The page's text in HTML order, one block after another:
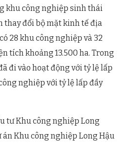
khu công nghiệp sinh thái
thay đổi bộ mặt kinh tế địa
28 khu công nghiệp và 32
tích khoảng 13.500 ha. Trong
đi vào hoạt động với tỷ lệ lấp
nghiệp với tỷ lệ lấp đầy
tư Khu công nghiệp Long
án Khu công nghiệp Long Hậu